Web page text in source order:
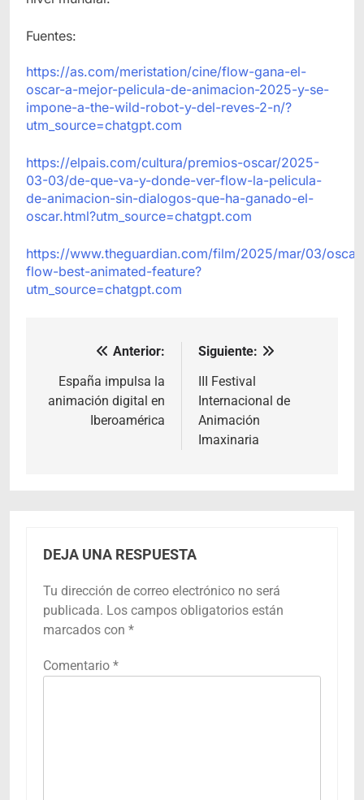
Fuentes:
https://as.com/meristation/cine/flow-gana-el-
oscar-a-mejor-pelicula-de-animacion-2025-y-se-
impone-a-the-wild-robot-y-del-reves-2-n/?
utm_source=chatgpt.com
https://elpais.com/cultura/premios-oscar/2025-
03-03/de-que-va-y-donde-ver-flow-la-pelicula-
de-animacion-sin-dialogos-que-ha-ganado-el-
oscar.html?utm_source=chatgpt.com
https://www.theguardian.com/film/2025/mar/03/
flow-best-animated-feature?
utm_source=chatgpt.com
Navegación
de
entradas
Anterior:
España impulsa la
animación digital en
Iberoamérica
Siguiente:
III Festival
Internacional de
Animación
Imaxinaria
DEJA UNA RESPUESTA
Tu dirección de correo electrónico no será
publicada. Los campos obligatorios están
marcados con *
Comentario *